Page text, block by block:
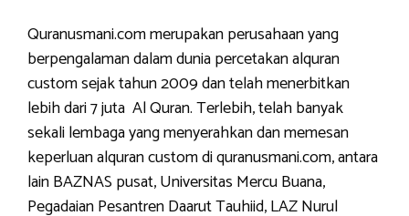
Quranusmani.com merupakan perusahaan yang
berpengalaman dalam dunia percetakan alquran
custom sejak tahun 2009 dan telah menerbitkan
lebih dari 7 juta Al Quran. Terlebih, telah banyak
sekali lembaga yang menyerahkan dan memesan
keperluan alquran custom di quranusmani.com, antara
lain BAZNAS pusat, Universitas Mercu Buana,
Pegadaian Pesantren Daarut Tauhiid, LAZ Nurul